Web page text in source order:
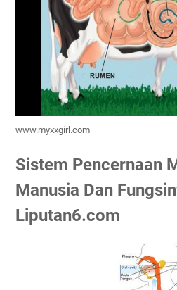
www.myxxgirl.com
Sistem Pencernaan
Manusia Dan
Liputan6.com